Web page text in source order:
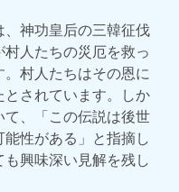
神功皇后の三韓征伐
人たちの災厄を救っ
村人たちはその恩に
されています。しか
、「この伝説は後世
性がある」と指摘し
興味深い見解を残し